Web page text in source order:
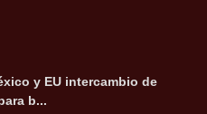
y EU intercambio de
b...